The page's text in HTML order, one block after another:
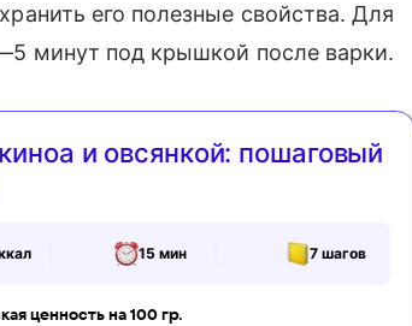
его полезные свойства. Для
минут под крышкой после варки.
и овсянкой: пошаговый
15 мин 7 шагов
ценность на 100 гр.